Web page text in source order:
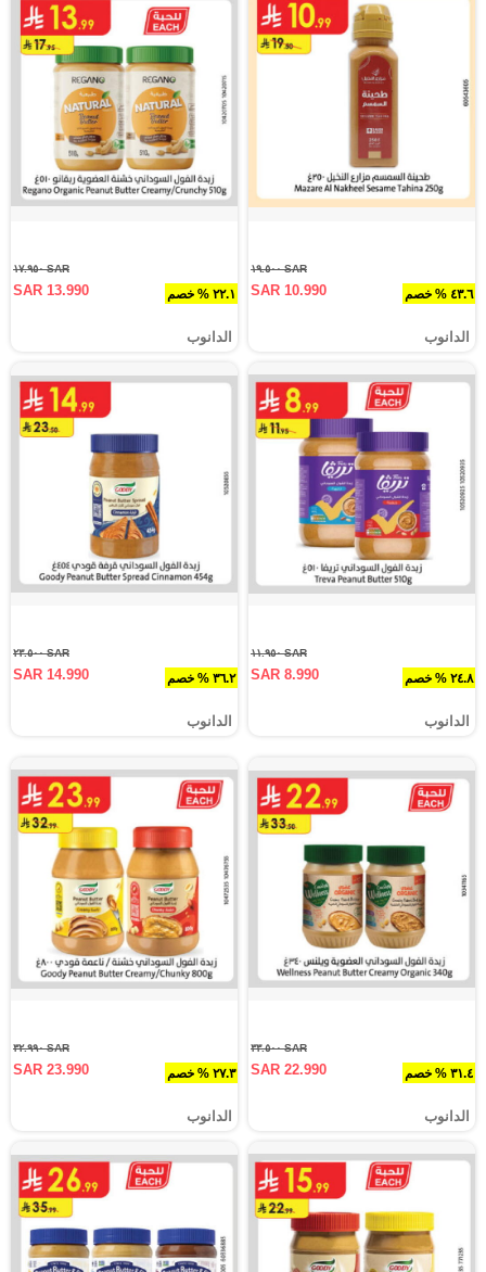
٤٣.٦ % خصم
SAR ١٩.٥٠٠
SAR 10.990
الدانوب
٢٢.١ % خصم
SAR ١٧.٩٥٠
SAR 13.990
الدانوب
٢٤.٨ % خصم
SAR ١١.٩٥٠
SAR 8.990
الدانوب
٣٦.٢ % خصم
SAR ٢٣.٥٠٠
SAR 14.990
الدانوب
٣١.٤ % خصم
SAR ٣٣.٥٠٠
SAR 22.990
الدانوب
٢٧.٣ % خصم
SAR ٣٢.٩٩٠
SAR 23.990
الدانوب